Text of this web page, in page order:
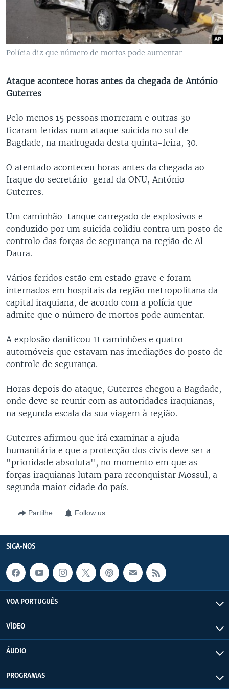
Polícia diz que número de mortos pode aumentar
Ataque acontece horas antes da chegada de António
Guterres
Pelo menos 15 pessoas morreram e outras 30
ficaram feridas num ataque suicida no sul de
Bagdade, na madrugada desta quinta-feira, 30.
O atentado aconteceu horas antes da chegada ao
Iraque do secretário-geral da ONU, António
Guterres.
Um caminhão-tanque carregado de explosivos e
conduzido por um suicida colidiu contra um posto de
controlo das forças de segurança na região de Al
Daura.
Vários feridos estão em estado grave e foram
internados em hospitais da região metropolitana da
capital iraquiana, de acordo com a polícia que
admite que o número de mortos pode aumentar.
A explosão danificou 11 caminhões e quatro
automóveis que estavam nas imediações do posto de
controle de segurança.
Horas depois do ataque, Guterres chegou a Bagdade,
onde deve se reunir com as autoridades iraquianas,
na segunda escala da sua viagem à região.
Guterres afirmou que irá examinar a ajuda
humanitária e que a protecção dos civis deve ser a
"prioridade absoluta", no momento em que as
forças iraquianas lutam para reconquistar Mossul, a
segunda maior cidade do país.
Partilhe Follow us
SIGA-NOS
VOA PORTUGUÊS
VÍDEO
ÁUDIO
PROGRAMAS